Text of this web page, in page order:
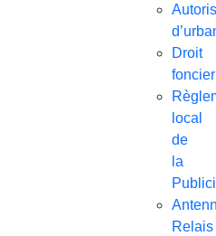
Droit
foncier
local
de
la
Relais